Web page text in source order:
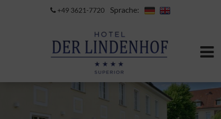
+49 3621-7720 Sprache: